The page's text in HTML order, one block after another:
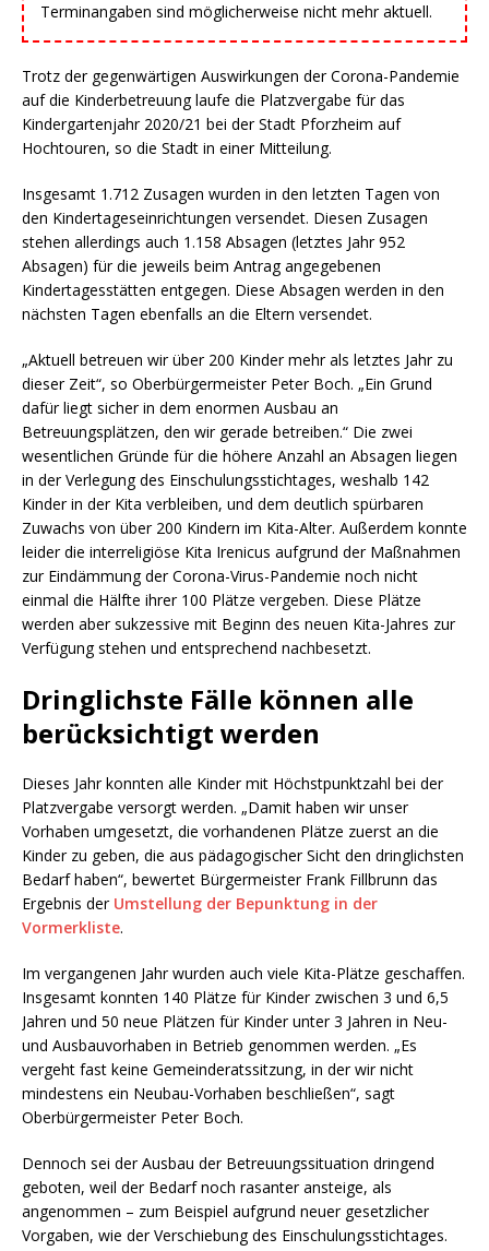
Terminangaben sind möglicherweise nicht mehr aktuell.
Trotz der gegenwärtigen Auswirkungen der Corona-Pandemie
auf die Kinderbetreuung laufe die Platzvergabe für das
Kindergartenjahr 2020/21 bei der Stadt Pforzheim auf
Hochtouren, so die Stadt in einer Mitteilung.
Insgesamt 1.712 Zusagen wurden in den letzten Tagen von
den Kindertageseinrichtungen versendet. Diesen Zusagen
stehen allerdings auch 1.158 Absagen (letztes Jahr 952
Absagen) für die jeweils beim Antrag angegebenen
Kindertagesstätten entgegen. Diese Absagen werden in den
nächsten Tagen ebenfalls an die Eltern versendet.
„Aktuell betreuen wir über 200 Kinder mehr als letztes Jahr zu
dieser Zeit“, so Oberbürgermeister Peter Boch. „Ein Grund
dafür liegt sicher in dem enormen Ausbau an
Betreuungsplätzen, den wir gerade betreiben.“ Die zwei
wesentlichen Gründe für die höhere Anzahl an Absagen liegen
in der Verlegung des Einschulungsstichtages, weshalb 142
Kinder in der Kita verbleiben, und dem deutlich spürbaren
Zuwachs von über 200 Kindern im Kita-Alter. Außerdem konnte
leider die interreligiöse Kita Irenicus aufgrund der Maßnahmen
zur Eindämmung der Corona-Virus-Pandemie noch nicht
einmal die Hälfte ihrer 100 Plätze vergeben. Diese Plätze
werden aber sukzessive mit Beginn des neuen Kita-Jahres zur
Verfügung stehen und entsprechend nachbesetzt.
Dringlichste Fälle können alle
berücksichtigt werden
Dieses Jahr konnten alle Kinder mit Höchstpunktzahl bei der
Platzvergabe versorgt werden. „Damit haben wir unser
Vorhaben umgesetzt, die vorhandenen Plätze zuerst an die
Kinder zu geben, die aus pädagogischer Sicht den dringlichsten
Bedarf haben“, bewertet Bürgermeister Frank Fillbrunn das
Ergebnis der Umstellung der Bepunktung in der
Vormerkliste.
Im vergangenen Jahr wurden auch viele Kita-Plätze geschaffen.
Insgesamt konnten 140 Plätze für Kinder zwischen 3 und 6,5
Jahren und 50 neue Plätzen für Kinder unter 3 Jahren in Neu-
und Ausbauvorhaben in Betrieb genommen werden. „Es
vergeht fast keine Gemeinderatssitzung, in der wir nicht
mindestens ein Neubau-Vorhaben beschließen“, sagt
Oberbürgermeister Peter Boch.
Dennoch sei der Ausbau der Betreuungssituation dringend
geboten, weil der Bedarf noch rasanter ansteige, als
angenommen – zum Beispiel aufgrund neuer gesetzlicher
Vorgaben, wie der Verschiebung des Einschulungsstichtages.